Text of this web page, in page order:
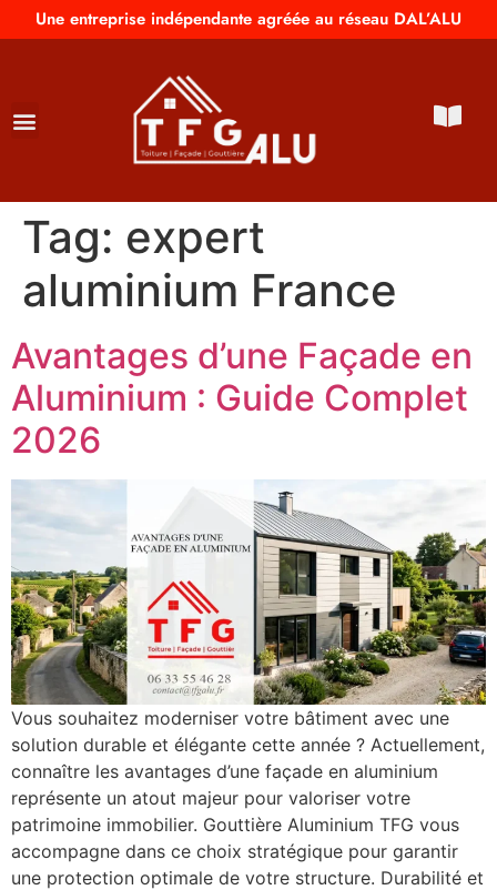
Une entreprise indépendante agréée au réseau DAL’ALU
Tag: expert
aluminium France
Avantages d’une Façade en
Aluminium : Guide Complet
2026
Vous souhaitez moderniser votre bâtiment avec une
solution durable et élégante cette année ? Actuellement,
connaître les avantages d’une façade en aluminium
représente un atout majeur pour valoriser votre
patrimoine immobilier. Gouttière Aluminium TFG vous
accompagne dans ce choix stratégique pour garantir
une protection optimale de votre structure. Durabilité et